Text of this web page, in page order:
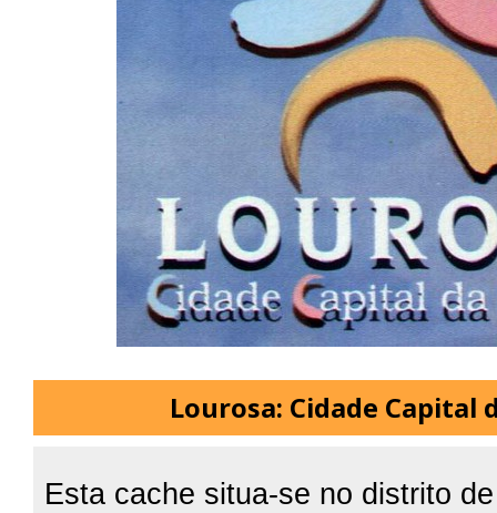
Lourosa: Cidade Capital
Esta cache situa-se no distrito